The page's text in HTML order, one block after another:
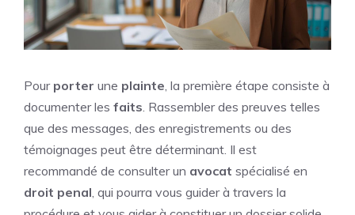
Pour porter une plainte, la première étape consiste à
documenter les faits. Rassembler des preuves telles
que des messages, des enregistrements ou des
témoignages peut être déterminant. Il est
recommandé de consulter un avocat spécialisé en
droit penal, qui pourra vous guider à travers la